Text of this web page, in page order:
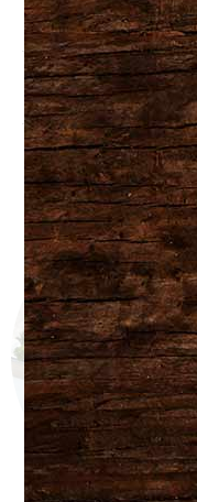
Partagez